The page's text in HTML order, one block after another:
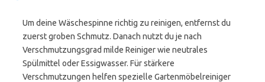
Um deine Wäschespinne richtig zu reinigen, entfernst du
zuerst groben Schmutz. Danach nutzt du je nach
Verschmutzungsgrad milde Reiniger wie neutrales
Spülmittel oder Essigwasser. Für stärkere
Verschmutzungen helfen spezielle Gartenmöbelreiniger